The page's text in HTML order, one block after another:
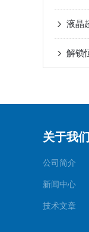
关于我们
公司简介
新闻中心
技术文章